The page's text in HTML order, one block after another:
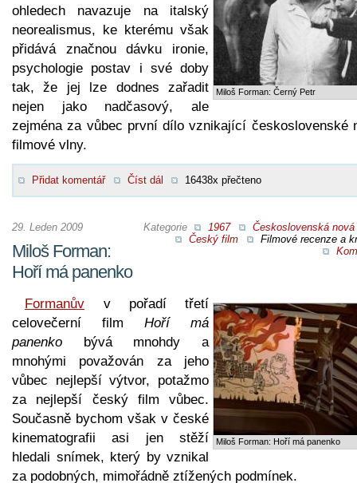
Miloš Forman: Černý Petr
ohledech navazuje na italský
neorealismus, ke kterému však
přidává značnou dávku ironie,
psychologie postav i své doby
tak, že jej lze dodnes zařadit
nejen jako nadčasový, ale
zejména za vůbec první dílo vznikající československé
filmové vlny.
Přidat komentář Číst dál 16438x přečteno
Kategorie 1967
Československá nová
Český film
Filmové recenze a
29. Leden 2009
Miloš Forman:
Hoří má panenko
Miloš Forman: Hoří má panenko
Formanův v pořadí třetí
celovečerní film Hoří má
panenko bývá mnohdy a
mnohými považován za jeho
vůbec nejlepší výtvor, potažmo
za nejlepší český film vůbec.
Současně bychom však v české
kinematografii asi jen stěží
hledali snímek, který by vznikal
za podobných, mimořádně ztížených podmínek.